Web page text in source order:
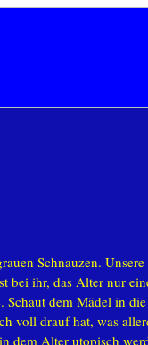
Schnauzen.
bei ihr, das Alter nur
Schaut dem Mädel in
voll drauf hat, was
dem Alter utopisch